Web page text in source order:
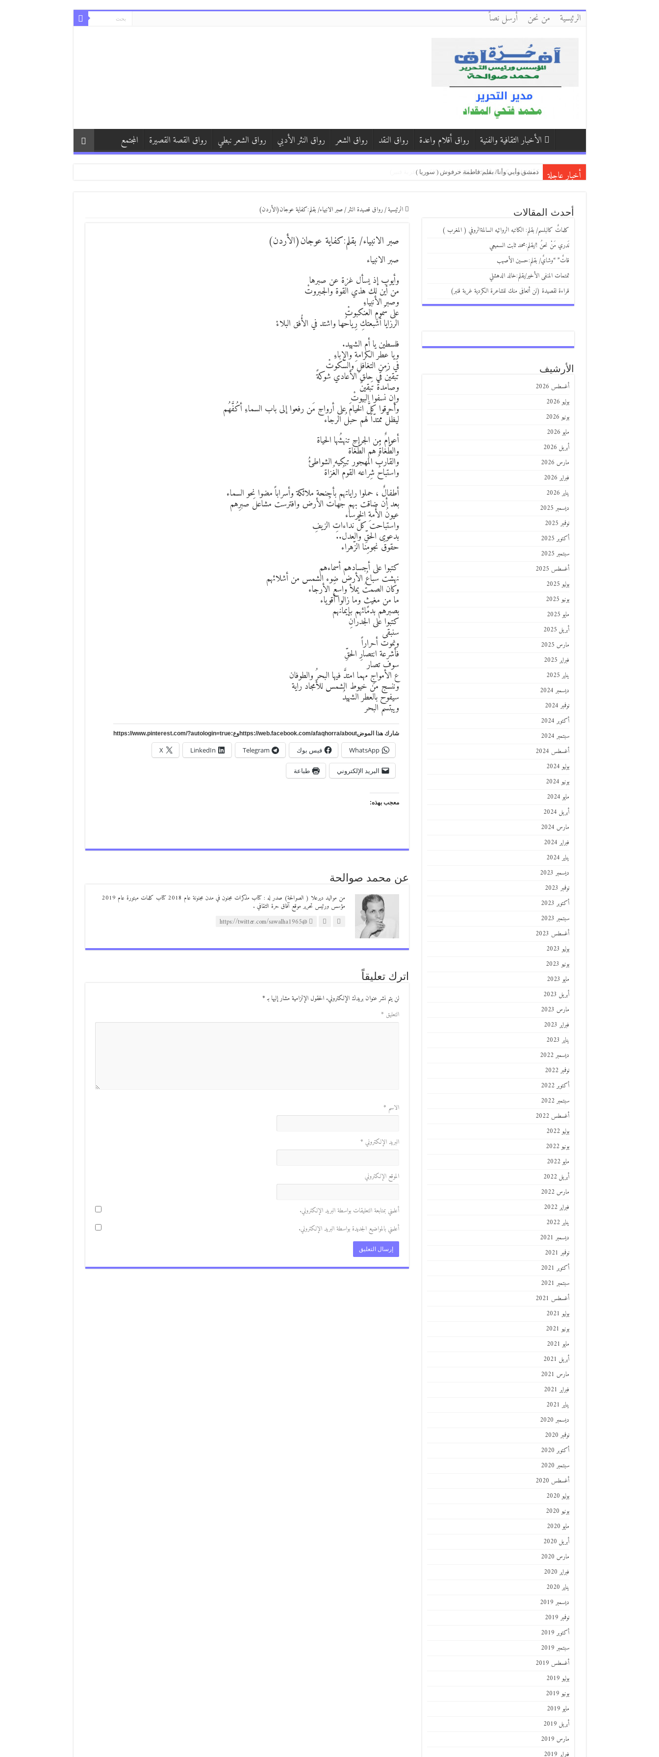
الرئيسية من نحن أرسل نصاً
الأخبار الثقافية والفنية رواق أقلام واعدة رواق النقد رواق الشعر رواق النثر الأدبي رواق الشعر نبطي رواق القصة القصيرة المجتمع
أخبار عاجلة دمشق وأبي وأنا/ بقلم:فاطمة حرفوش ( سوريا )
كفّي/بقلم:زكي العلي ( العراق )
بكاء المساكين / بقلم:هشام باشا (اليمن)
الرئيسية/رواق قصيدة النثر/صبر الانبياء/ بقلم:كفاية عوجان(الأردن)
صبر الانبياء/ بقلم:كفاية عوجان(الأردن)
صبر الانبياء
وأيوب إذ يسأل غزة عن صبرها
من أين لك هذي القوة والجبروتْ
وصبر الأنبياءِ
على سُمومِ العنكبوتْ
الرزايا أشبعتكِ رِياحُها واشتد في الأُفق البلاءْ
فلسطين يا أم الشهيد.
ويا عطر الكرامةِ والإباءِ
في زمنِ التغافلِ والسّكوتْ
تبقينَ في حلقِ الأعادي شوكةً
وصامدةً تَبقينَ
وإن نسفوا البيوتْ
وأحرقوا كلَّ الخيامَ على أرواحِ مَن رفعوا إلى باب السماءِ أكُفَّهُم
ليظلَّ ممتدّاً لهم حبلُ الرجاء
أعوامٌ من الجراحِ تنهشُها الحياة
والطُّغاةُ هم الطُّغاة
والقاربُ المهجور تبكيه الشواطئُ
واستباحَ شِراعه القومُ الغُزاة
أطفالٌ ، حملوا راياتهم بأجنحة ملائكة وأسراباً مضوا نحو السماء
بعد أن ضاقت بهم جهاتُ الأرض وافترست مشاعلَ صبرِهم
عيونُ الأُمةِ الخرساء
واستباحت كلُّ نداءاتِ الزيفِ
بدعوى الحقِّ والعدل..
حقوقَ نجومِنا الزّهراء
كتبوا على أجسادهم أسماءهم
نهشت سباعُ الأرض ضوء الشمس من أشلائهم
وكان الصمتُ يملأ واسعَ الأرجاء
ما من مغيثٍ وما زالوا أقوياء
بصبرهم بدمائهم بإيمانهم
كتبوا على الجدرانِ
سنبقى
ونموت أحراراً
فأشرعة انتصارِ الحقِّ
سوف تصار
ع الأمواجِ مهما امتدَّ فيها البحرُ والطوفان
وننسج من خيوط الشمس للأمجاد راية
سيفوح بالعطر الشهيدُ
ويبتسم البحر
شارك هذا الموضhttps://web.facebook.com/afaqhorra/aboutوع:https://www.pinterest.com/?autologin=true
WhatsApp فيس بوك Telegram
LinkedIn
X
البريد الإلكتروني طباعة
معجب بهذه:
عن محمد صوالحة
من مواليد ديرعلا ( الصوالحة) صدر له : كتاب مذكرات مجنون في مدن مجنونة عام 2018 كتاب كلمات مبتورة عام 2019
مؤسس ورئيس تحرير موقع آفاق حرة الثقافي .
@https://twitter.com/sawalha1965
اترك تعليقاً
لن يتم نشر عنوان بريدك الإلكتروني. الحقول الإلزامية مشار إليها بـ*
التعليق *
الاسم *
البريد الإلكتروني *
الموقع الإلكتروني
أعلمني بمتابعة التعليقات بواسطة البريد الإلكتروني.
أعلمني بالمواضيع الجديدة بواسطة البريد الإلكتروني.
أحدث المقالات
كلماتٌ كالبلسم/ بقلم: الكاتبه الروائيه السالمةالروفي ( المغرب )
نَدري مَنْ نحنُ !/بقلم:محمد ثابت السميعي
قاتٌ” “وشايٌ/ بقلم:حسين الأصهب
تمتمات المنفى الأخير/بقلم:خالد الدهشلي
قراءة لقصيدة (لن أتعافى منك للشاعرة الكردية غربة قنبر)
الأرشيف
أغسطس 2026
يوليو 2026
يونيو 2026
مايو 2026
أبريل 2026
مارس 2026
فبراير 2026
يناير 2026
ديسمبر 2025
نوفمبر 2025
أكتوبر 2025
سبتمبر 2025
أغسطس 2025
يوليو 2025
يونيو 2025
مايو 2025
أبريل 2025
مارس 2025
فبراير 2025
يناير 2025
ديسمبر 2024
نوفمبر 2024
أكتوبر 2024
سبتمبر 2024
أغسطس 2024
يوليو 2024
يونيو 2024
مايو 2024
أبريل 2024
مارس 2024
فبراير 2024
يناير 2024
ديسمبر 2023
نوفمبر 2023
أكتوبر 2023
سبتمبر 2023
أغسطس 2023
يوليو 2023
يونيو 2023
مايو 2023
أبريل 2023
مارس 2023
فبراير 2023
يناير 2023
ديسمبر 2022
نوفمبر 2022
أكتوبر 2022
سبتمبر 2022
أغسطس 2022
يوليو 2022
يونيو 2022
مايو 2022
أبريل 2022
مارس 2022
فبراير 2022
يناير 2022
ديسمبر 2021
نوفمبر 2021
أكتوبر 2021
سبتمبر 2021
أغسطس 2021
يوليو 2021
يونيو 2021
مايو 2021
أبريل 2021
مارس 2021
فبراير 2021
يناير 2021
ديسمبر 2020
نوفمبر 2020
أكتوبر 2020
سبتمبر 2020
أغسطس 2020
يوليو 2020
يونيو 2020
مايو 2020
أبريل 2020
مارس 2020
فبراير 2020
يناير 2020
ديسمبر 2019
نوفمبر 2019
أكتوبر 2019
سبتمبر 2019
أغسطس 2019
يوليو 2019
يونيو 2019
مايو 2019
أبريل 2019
مارس 2019
فبراير 2019